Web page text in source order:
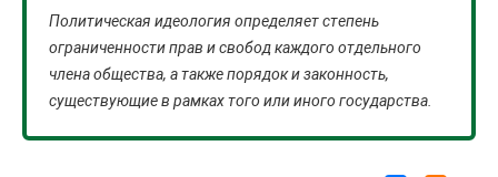
Политическая идеология определяет степень
ограниченности прав и свобод каждого отдельного
члена общества, а также порядок и законность,
существующие в рамках того или иного государства.